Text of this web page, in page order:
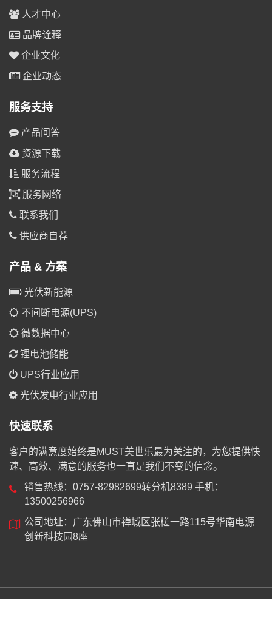
人才中心
品牌诠释
企业文化
企业动态
服务支持
产品问答
资源下载
服务流程
服务网络
联系我们
供应商自荐
产品 & 方案
光伏新能源
不间断电源(UPS)
微数据中心
锂电池储能
UPS行业应用
光伏发电行业应用
快速联系
客户的满意度始终是MUST美世乐最为关注的，为您提供快
速、高效、满意的服务也一直是我们不变的信念。
销售热线：0757-82982699转分机8389 手机：
13500256966
公司地址：广东佛山市禅城区张槎一路115号华南电源
创新科技园8座